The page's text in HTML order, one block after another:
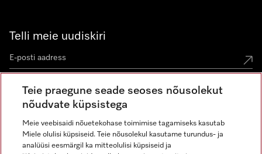
Telli meie uudiskiri
Miele Instagramis
Miele Facebookis
Miele Youtube'is
Teie praegune seade seoses nõusolekut
nõudvate küpsistega
Meie veebisaidi nõuetekohase toimimise tagamiseks kasutab
Miele olulisi küpsiseid. Teie nõusolekul kasutame turundus- ja
analüüsi eesmärgil ka mitteolulisi küpsiseid ja